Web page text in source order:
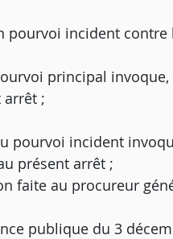
pourvoi incident contre
principal
arrêt ;
pourvoi incident
présent arrêt ;
faite au procureur
publique du 3